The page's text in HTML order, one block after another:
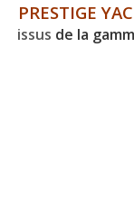
PRESTIGE
issus de la